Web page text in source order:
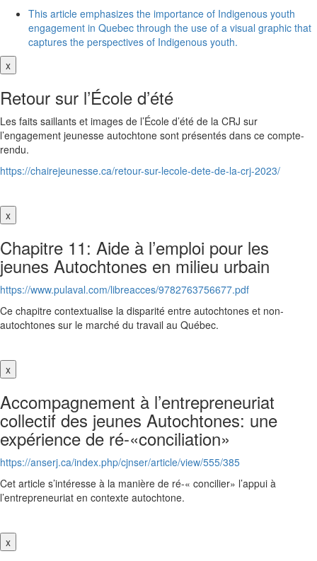
This article emphasizes the importance of Indigenous youth
engagement in Quebec through the use of a visual graphic that
captures the perspectives of Indigenous youth.
x
Retour sur l’École d’été
Les faits saillants et images de l’École d’été de la CRJ sur
l’engagement jeunesse autochtone sont présentés dans ce compte-
rendu.
https://chairejeunesse.ca/retour-sur-lecole-dete-de-la-crj-2023/
x
Chapitre 11: Aide à l’emploi pour les
jeunes Autochtones en milieu urbain
https://www.pulaval.com/libreacces/9782763756677.pdf
Ce chapitre contextualise la disparité entre autochtones et non-
autochtones sur le marché du travail au Québec.
x
Accompagnement à l’entrepreneuriat
collectif des jeunes Autochtones: une
expérience de ré-«conciliation»
https://anserj.ca/index.php/cjnser/article/view/555/385
Cet article s’intéresse à la manière de ré-« concilier» l’appui à
l’entrepreneuriat en contexte autochtone.
x